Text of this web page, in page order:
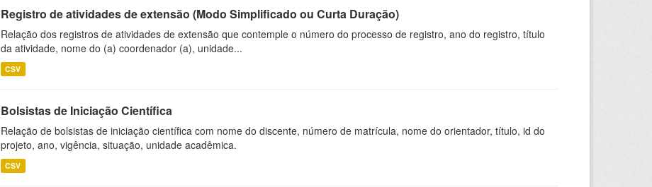
Registro de atividades de extensão (Modo Simplificado ou Curta Duração)
Relação dos registros de atividades de extensão que contemple o número do processo de registro, ano do registro, título
da atividade, nome do (a) coordenador (a), unidade...
CSV
Bolsistas de Iniciação Científica
Relação de bolsistas de iniciação científica com nome do discente, número de matrícula, nome do orientador, título, id do
projeto, ano, vigência, situação, unidade acadêmica.
CSV